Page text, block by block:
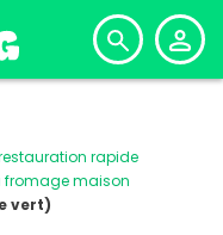
rapide
fromage maison
vert)